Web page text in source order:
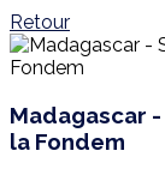
Retour
Madagascar
la Fondem